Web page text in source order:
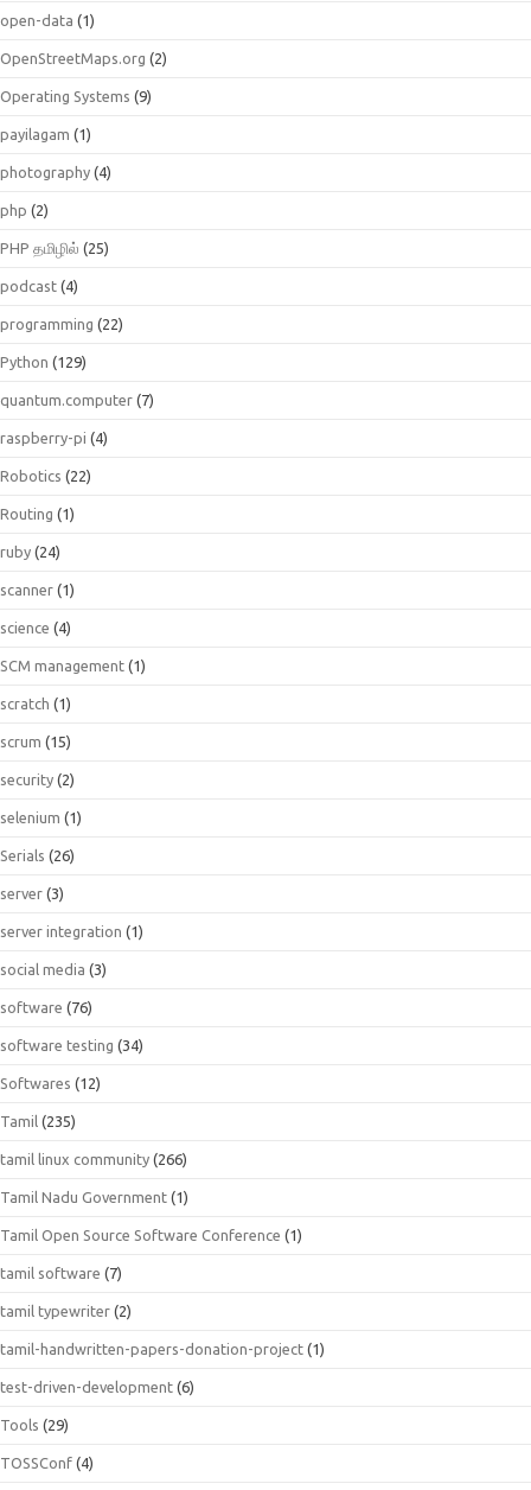
open-data (1)
OpenStreetMaps.org (2)
Operating Systems (9)
payilagam (1)
photography (4)
php (2)
PHP தமிழில் (25)
podcast (4)
programming (22)
Python (129)
quantum.computer (7)
raspberry-pi (4)
Robotics (22)
Routing (1)
ruby (24)
scanner (1)
science (4)
SCM management (1)
scratch (1)
scrum (15)
security (2)
selenium (1)
Serials (26)
server (3)
server integration (1)
social media (3)
software (76)
software testing (34)
Softwares (12)
Tamil (235)
tamil linux community (266)
Tamil Nadu Government (1)
Tamil Open Source Software Conference (1)
tamil software (7)
tamil typewriter (2)
tamil-handwritten-papers-donation-project (1)
test-driven-development (6)
Tools (29)
TOSSConf (4)